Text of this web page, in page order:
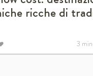
ricche di
3